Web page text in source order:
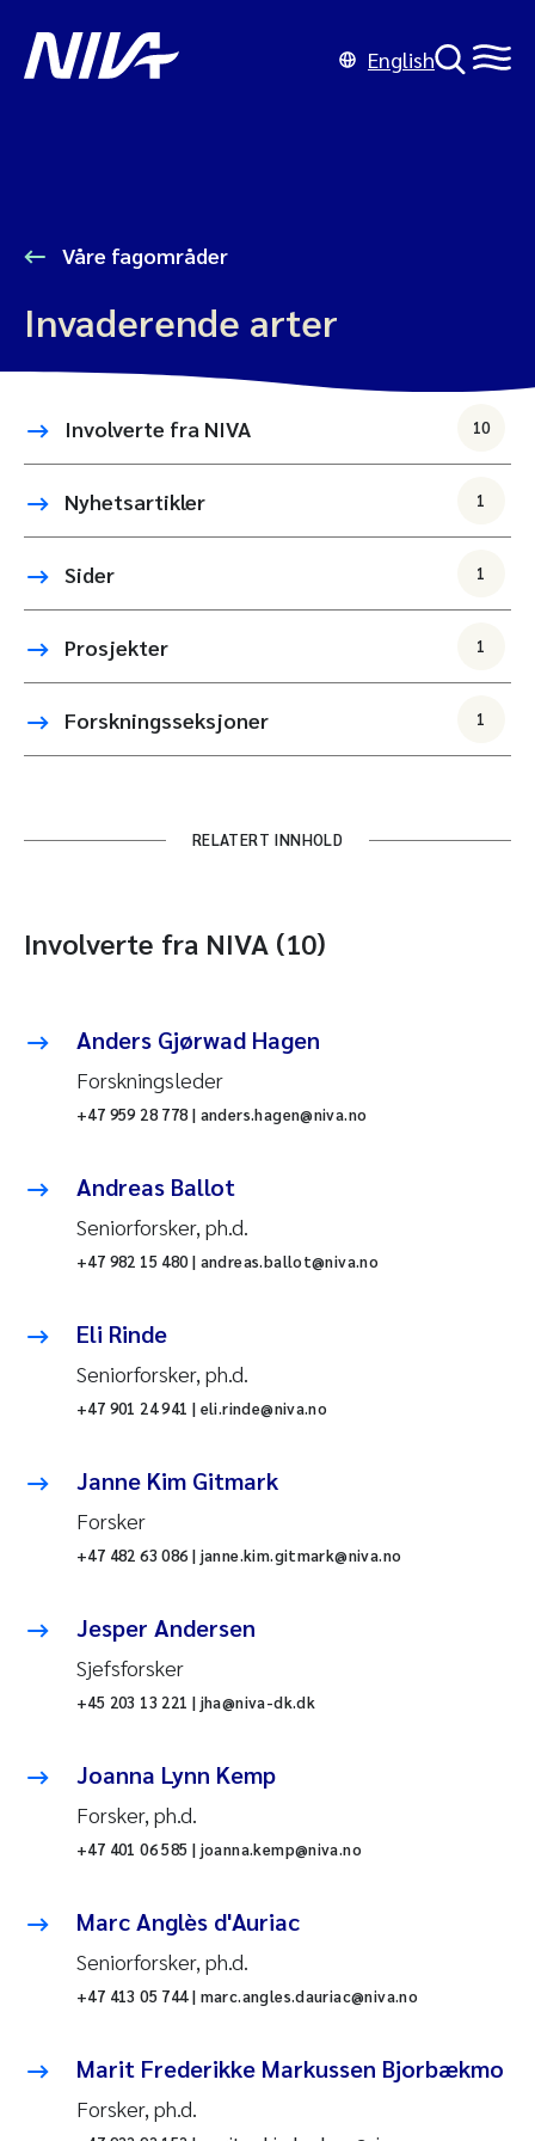
English
Våre fagområder
Invaderende arter
Involverte fra NIVA 10
Nyhetsartikler 1
Sider 1
Prosjekter 1
Forskningsseksjoner 1
RELATERT INNHOLD
Involverte fra NIVA (10)
Anders Gjørwad Hagen
Forskningsleder
+47 959 28 778 | anders.hagen@niva.no
Andreas Ballot
Seniorforsker, ph.d.
+47 982 15 480 | andreas.ballot@niva.no
Eli Rinde
Seniorforsker, ph.d.
+47 901 24 941 | eli.rinde@niva.no
Janne Kim Gitmark
Forsker
+47 482 63 086 | janne.kim.gitmark@niva.no
Jesper Andersen
Sjefsforsker
+45 203 13 221 | jha@niva-dk.dk
Joanna Lynn Kemp
Forsker, ph.d.
+47 401 06 585 | joanna.kemp@niva.no
Marc Anglès d'Auriac
Seniorforsker, ph.d.
+47 413 05 744 | marc.angles.dauriac@niva.no
Marit Frederikke Markussen Bjorbækmo
Forsker, ph.d.